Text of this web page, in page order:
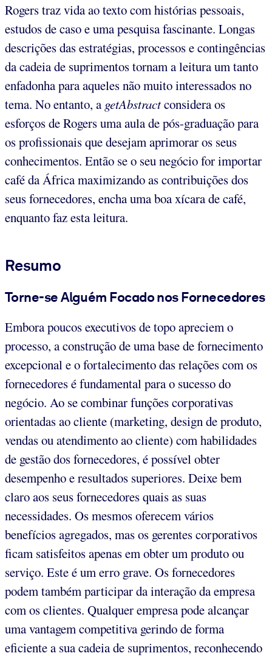
Rogers traz vida ao texto com histórias pessoais,
estudos de caso e uma pesquisa fascinante. Longas
descrições das estratégias, processos e contingências
da cadeia de suprimentos tornam a leitura um tanto
enfadonha para aqueles não muito interessados no
tema. No entanto, a getAbstractconsidera os
esforços de Rogers uma aula de pós-graduação para
os profissionais que desejam aprimorar os seus
conhecimentos. Então se o seu negócio for importar
café da África maximizando as contribuições dos
seus fornecedores, encha uma boa xícara de café,
enquanto faz esta leitura.
Resumo
Torne-se Alguém Focado nos Fornecedores
Embora poucos executivos de topo apreciem o
processo, a construção de uma base de fornecimento
excepcional e o fortalecimento das relações com os
fornecedores é fundamental para o sucesso do
negócio. Ao se combinar funções corporativas
orientadas ao cliente (marketing, design de produto,
vendas ou atendimento ao cliente) com habilidades
de gestão dos fornecedores, é possível obter
desempenho e resultados superiores. Deixe bem
claro aos seus fornecedores quais as suas
necessidades. Os mesmos oferecem vários
benefícios agregados, mas os gerentes corporativos
ficam satisfeitos apenas em obter um produto ou
serviço. Este é um erro grave. Os fornecedores
podem também participar da interação da empresa
com os clientes. Qualquer empresa pode alcançar
uma vantagem competitiva gerindo de forma
eficiente a sua cadeia de suprimentos, reconhecendo